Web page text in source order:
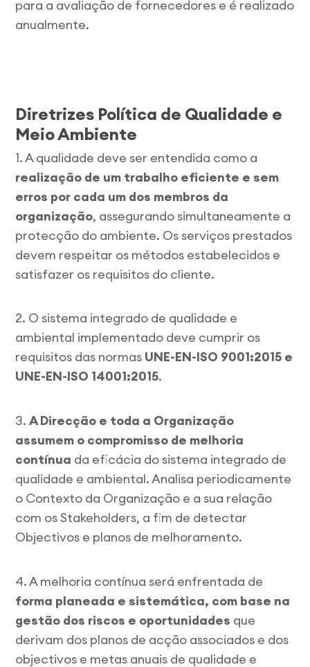
para a avaliação de fornecedores e é realizado
anualmente.
Diretrizes Política de Qualidade e
Meio Ambiente
1. A qualidade deve ser entendida como a
realização de um trabalho eficiente e sem
erros por cada um dos membros da
organização, assegurando simultaneamente a
protecção do ambiente. Os serviços prestados
devem respeitar os métodos estabelecidos e
satisfazer os requisitos do cliente.
2. O sistema integrado de qualidade e
ambiental implementado deve cumprir os
requisitos das normas UNE-EN-ISO 9001:2015 e
UNE-EN-ISO 14001:2015.
3.A Direcção e toda a Organização
assumem o compromisso de melhoria
contínua da eficácia do sistema integrado de
qualidade e ambiental. Analisa periodicamente
o Contexto da Organização e a sua relação
com os Stakeholders, a fim de detectar
Objectivos e planos de melhoramento.
4. A melhoria contínua será enfrentada de
forma planeada e sistemática, com base na
gestão dos riscos e oportunidades que
derivam dos planos de acção associados e dos
objectivos e metas anuais de qualidade e